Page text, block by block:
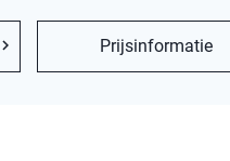
Prijsinformatie